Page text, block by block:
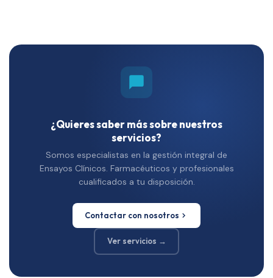
¿Quieres saber más sobre nuestros
servicios?
Somos especialistas en la gestión integral de
Ensayos Clínicos. Farmacéuticos y profesionales
cualificados a tu disposición.
Contactar con nosotros
Ver servicios →